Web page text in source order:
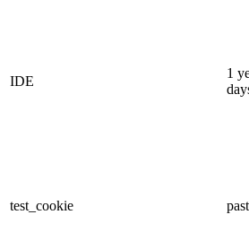
IDE
1
test_cookie past